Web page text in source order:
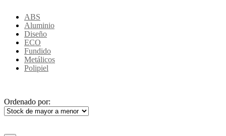
ABS
Aluminio
Diseño
ECO
Fundido
Metálicos
Polipiel
Ordenado por: